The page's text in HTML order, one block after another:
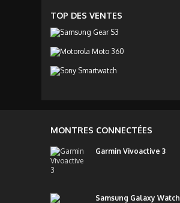
TOP DES VENTES
MONTRES CONNECTÉES
Garmin Vivoactive 3
Samsung Galaxy Watch